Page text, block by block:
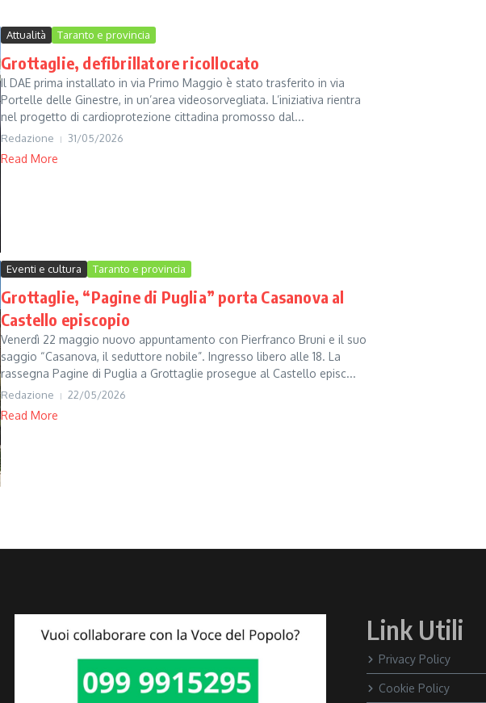
Attualità Taranto e provincia
Grottaglie, defibrillatore ricollocato
Il DAE prima installato in via Primo Maggio è stato trasferito in via
Portelle delle Ginestre, in un’area videosorvegliata. L’iniziativa rientra
nel progetto di cardioprotezione cittadina promosso dal...
Redazione 31/05/2026
Read More
Eventi e cultura Taranto e provincia
Grottaglie, “Pagine di Puglia” porta Casanova al
Castello episcopio
Venerdì 22 maggio nuovo appuntamento con Pierfranco Bruni e il suo
saggio “Casanova, il seduttore nobile”. Ingresso libero alle 18. La
rassegna Pagine di Puglia a Grottaglie prosegue al Castello episc...
Redazione 22/05/2026
Read More
Link Utili
Privacy Policy
Cookie Policy